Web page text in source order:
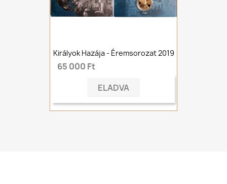
Királyok Hazája - Éremsorozat 2019
65 000 Ft
ELADVA